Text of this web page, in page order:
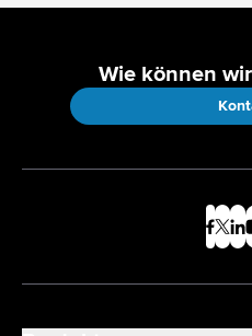
Wie können